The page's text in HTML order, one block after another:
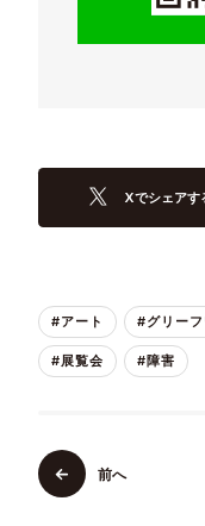
Xでシェアす
#アート #グリー
#展覧会 #障害
前へ